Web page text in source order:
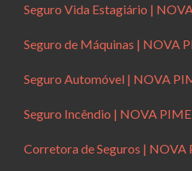
Seguro Vida Estagiário |
Seguro de Máquinas | NOVA
Seguro Automóvel | NOVA
Seguro Incêndio | NOVA
Corretora de Seguros | NOVA